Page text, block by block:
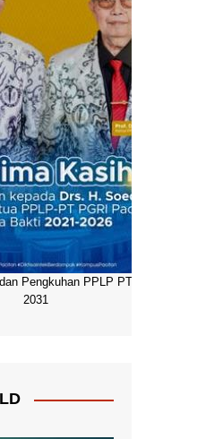
Pengkuhan PPLP PT PGRI Pacitan
2031